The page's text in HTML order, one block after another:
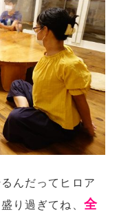
んだってヒロア
り過ぎてね、 全